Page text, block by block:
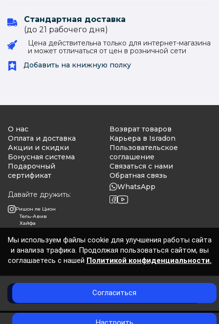
Нет в наличии
Стандартная доставка
(до 21 рабочего дня)
Цена действительна только для интернет-магазина
и может отличаться от цен в розничной сети
Добавить на книжную полку
О нас
Оплата и доставка
Акции и скидки
Бонусная система
Подарочный
сертификат
Давайте дружить:
Ришон ле Цион
Тель-Авив
Хайфа
Возврат товаров
Карьера в Isradon
Пользовательское
соглашение
Связаться с нами
Обратная связь
WhatsApp
Isradon 2026
Мы используем файлы cookie для улучшения работы сайта
и анализа трафика. Продолжая пользоваться сайтом, вы
соглашаетесь с нашей Политикой конфиденциальности.
Согласиться